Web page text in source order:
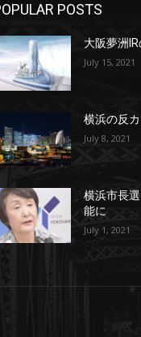
POSTS
大阪夢洲
July 15, 2021
横浜の反
July 8, 2021
横浜市長
能に
July 1, 2021